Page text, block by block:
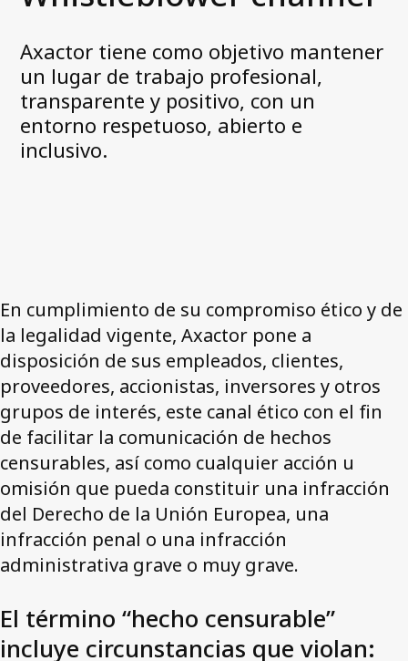
Noticias y medios
Trabaja con nosotros
Student @Axactor
Axactor tiene como objetivo mantener
un lugar de trabajo profesional,
transparente y positivo, con un
entorno respetuoso, abierto e
inclusivo.
En cumplimiento de su compromiso ético y de
la legalidad vigente, Axactor pone a
disposición de sus empleados, clientes,
proveedores, accionistas, inversores y otros
grupos de interés, este canal ético con el fin
de facilitar la comunicación de hechos
censurables, así como cualquier acción u
omisión que pueda constituir una infracción
del Derecho de la Unión Europea, una
infracción penal o una infracción
administrativa grave o muy grave.
El término “hecho censurable”
incluye circunstancias que violan: